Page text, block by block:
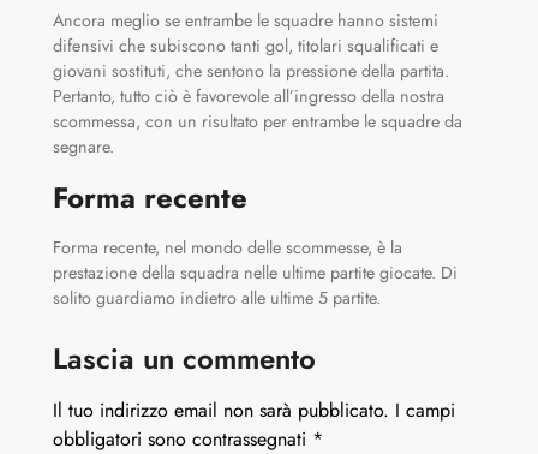
Ancora meglio se entrambe le squadre hanno sistemi
difensivi che subiscono tanti gol, titolari squalificati e
giovani sostituti, che sentono la pressione della partita.
Pertanto, tutto ciò è favorevole all’ingresso della nostra
scommessa, con un risultato per entrambe le squadre da
segnare.
Forma recente
Forma recente, nel mondo delle scommesse, è la
prestazione della squadra nelle ultime partite giocate. Di
solito guardiamo indietro alle ultime 5 partite.
Lascia un commento
Il tuo indirizzo email non sarà pubblicato. I campi
obbligatori sono contrassegnati *